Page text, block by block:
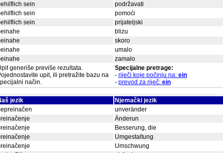
sein
podržavati
sein
pomoći
sein
prijateljski
blizu
skoro
umalo
zamalo
generiše previše rezultata.
upit, ili pretražite bazu na
način.
Specijalne pretrage:
- riječi koje počinju na: ein
- prevod za riječ: ein
jezik
Njemački jezik
unveränder
Änderun
Besserung, die
Umgestaltung
Umschwung